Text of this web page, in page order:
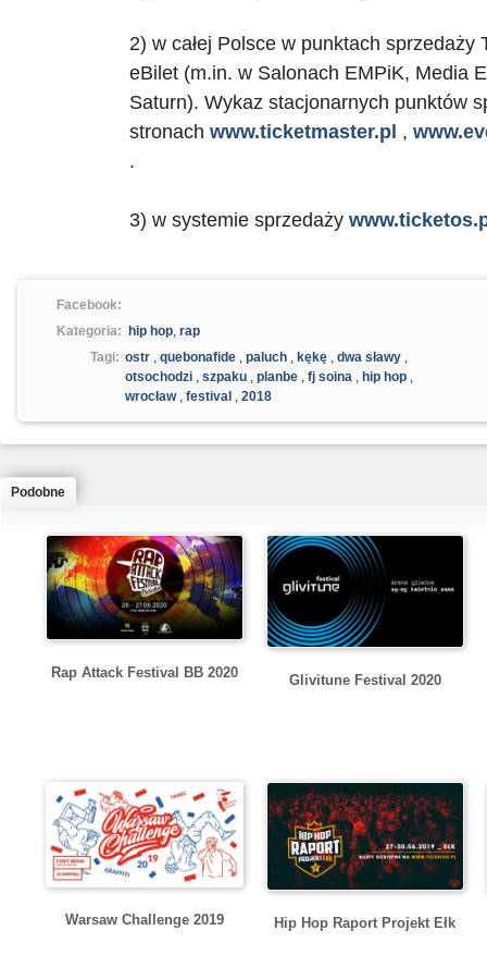
2) w całej Polsce w punktach sprzedaży
eBilet (m.in. w Salonach EMPiK, Media
Saturn). Wykaz stacjonarnych punktów
stronach www.ticketmaster.pl ,
.
3) w systemie sprzedaży
Facebook:
Kategoria:
hip hop, rap
Tagi: ostr , quebonafide , paluch , kękę , dwa sławy ,
otsochodzi , szpaku , planbe , fj soina , hip hop ,
wrocław, festival , 2018
Podobne
Rap Attack Festival BB 2020 Glivitune Festival 2020
Warsaw Challenge 2019 Hip Hop Raport Projekt Ełk